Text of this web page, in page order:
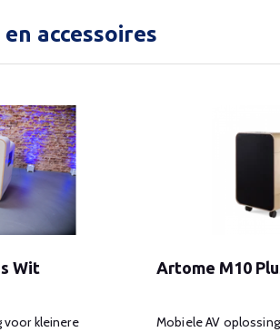
accessoires
Wit
voor kleinere
Artome M10
Mobiele AV